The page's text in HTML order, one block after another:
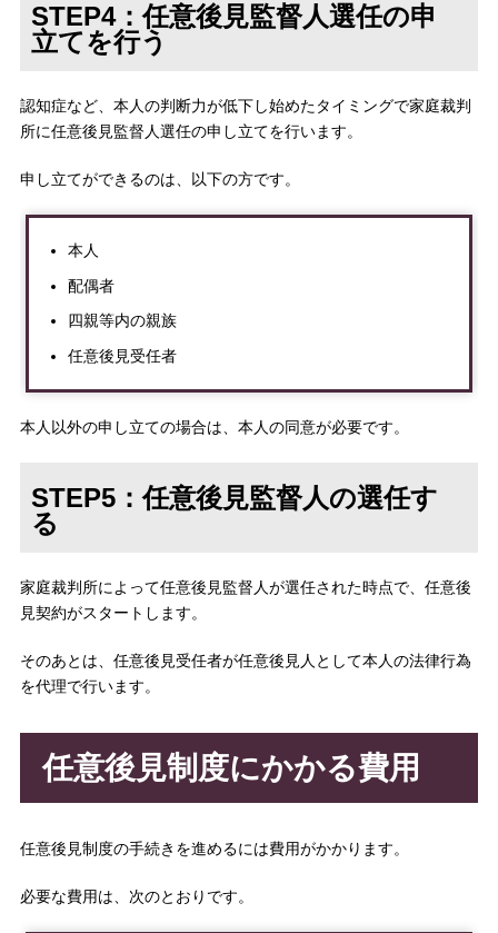
STEP4：任意後見監督人選任の申
立てを行う
認知症など、本人の判断力が低下し始めたタイミングで家庭裁判
所に任意後見監督人選任の申し立てを行います。
申し立てができるのは、以下の方です。
本人
配偶者
四親等内の親族
任意後見受任者
本人以外の申し立ての場合は、本人の同意が必要です。
STEP5：任意後見監督人の選任す
る
家庭裁判所によって任意後見監督人が選任された時点で、任意後
見契約がスタートします。
そのあとは、任意後見受任者が任意後見人として本人の法律行為
を代理で行います。
任意後見制度にかかる費用
任意後見制度の手続きを進めるには費用がかかります。
必要な費用は、次のとおりです。